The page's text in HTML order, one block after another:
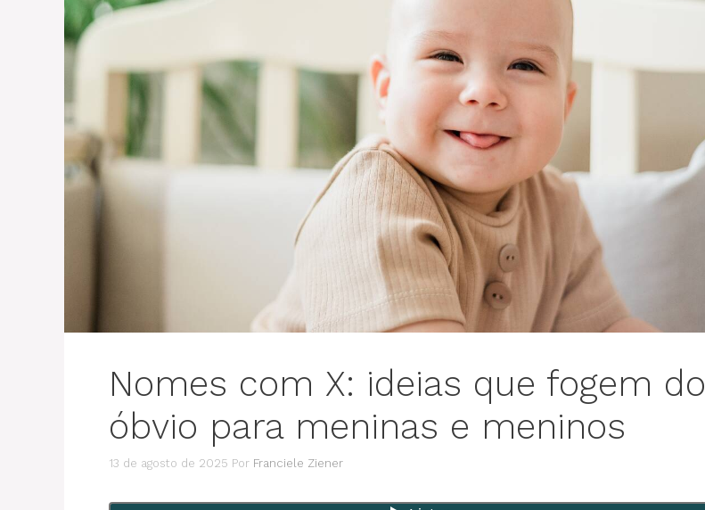
Nomes com X: ideias que fogem do
óbvio para meninas e meninos
13 de agosto de 2025 Por Franciele Ziener